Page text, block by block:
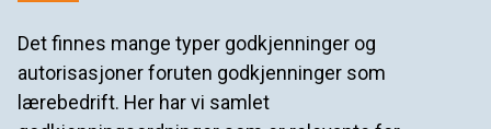
Det finnes mange typer godkjenninger og
autorisasjoner foruten godkjenninger som
lærebedrift. Her har vi samlet